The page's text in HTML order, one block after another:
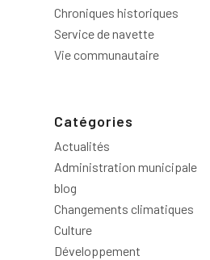
Chroniques historiques
Service de navette
Vie communautaire
Catégories
Actualités
Administration municipale
blog
Changements climatiques
Culture
Développement